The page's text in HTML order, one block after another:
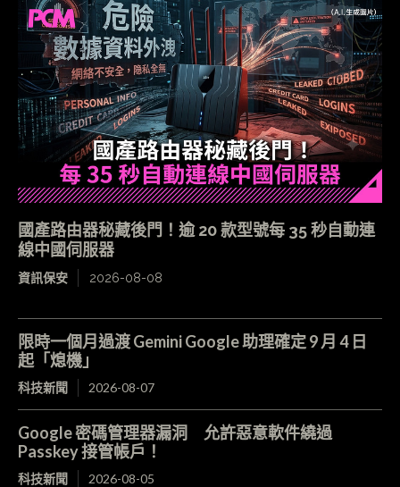
國產路由器秘藏後門！逾 20 款型號每 35 秒自動連
線中國伺服器
資訊保安 2026-08-08
限時一個月過渡 Gemini Google 助理確定 9 月 4 日
起「熄機」
科技新聞 2026-08-07
Google 密碼管理器漏洞 允許惡意軟件繞過
Passkey 接管帳戶！
科技新聞 2026-08-05